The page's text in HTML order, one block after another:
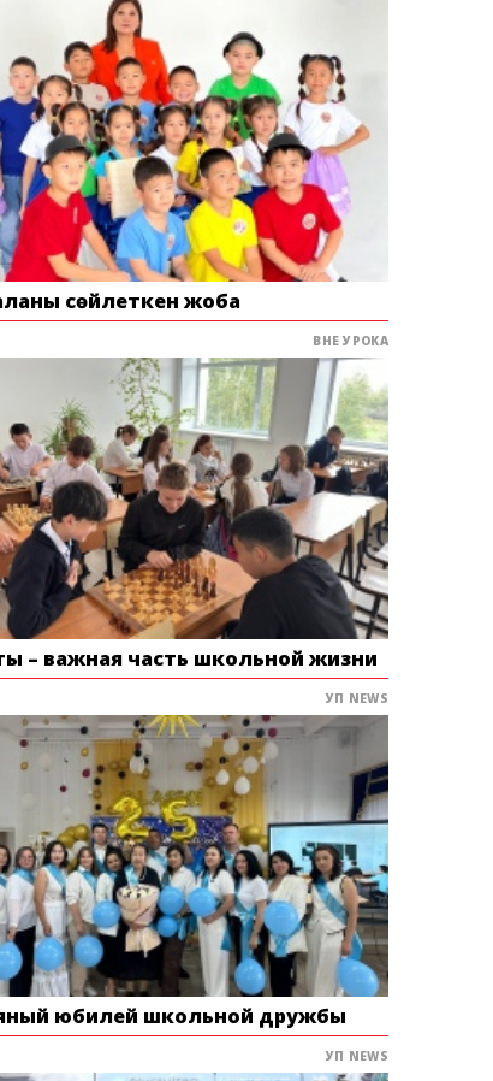
сөйлеткен жоба
ВНЕ УРОКА
– важная часть школьной жизни
УП NEWS
юбилей школьной дружбы
УП NEWS